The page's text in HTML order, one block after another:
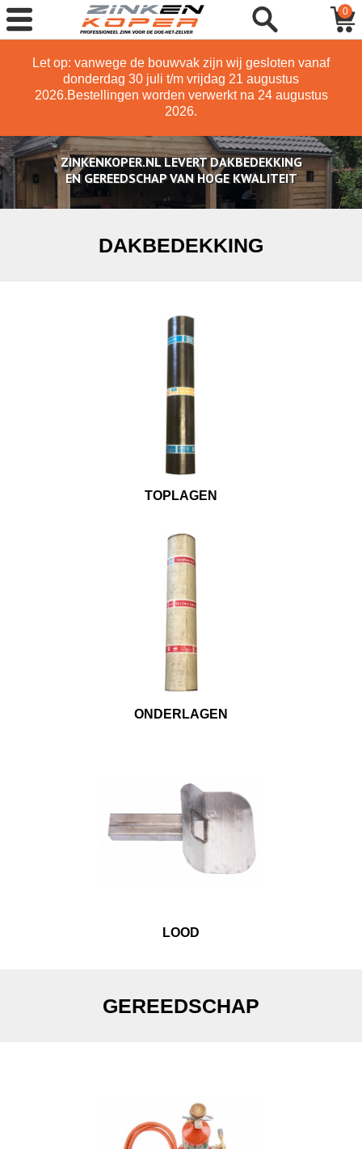
0
Let op: vanwege de bouwvak zijn wij gesloten vanaf
donderdag 30 juli t/m vrijdag 21 augustus
2026.Bestellingen worden verwerkt na 24 augustus
2026.
ZINKENKOPER.NL LEVERT DAKBEDEKKING
EN GEREEDSCHAP VAN HOGE KWALITEIT
DAKBEDEKKING
TOPLAGEN
ONDERLAGEN
LOOD
GEREEDSCHAP